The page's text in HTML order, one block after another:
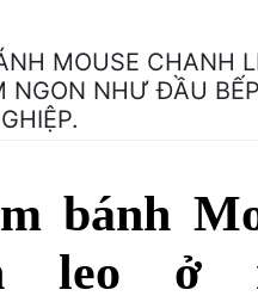
MOUSE CHANH
NGON NHƯ ĐẦU BẾP
bánh
leo ở